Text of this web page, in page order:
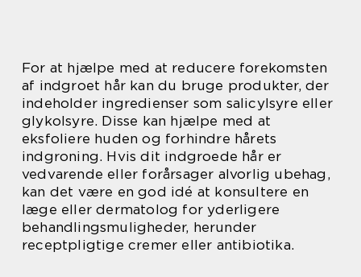
For at hjælpe med at reducere forekomsten
af indgroet hår kan du bruge produkter, der
indeholder ingredienser som salicylsyre eller
glykolsyre. Disse kan hjælpe med at
eksfoliere huden og forhindre hårets
indgroning. Hvis dit indgroede hår er
vedvarende eller forårsager alvorlig ubehag,
kan det være en god idé at konsultere en
læge eller dermatolog for yderligere
behandlingsmuligheder, herunder
receptpligtige cremer eller antibiotika.